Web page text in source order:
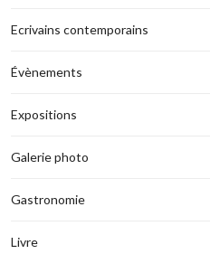
Ecrivains contemporains
Évènements
Expositions
Galerie photo
Gastronomie
Livre